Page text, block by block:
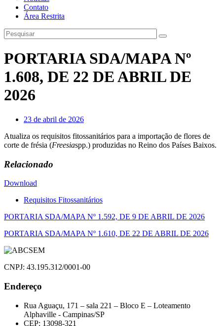
Contato
Área Restrita
PORTARIA SDA/MAPA Nº
1.608, DE 22 DE ABRIL DE
2026
23 de abril de 2026
Atualiza os requisitos fitossanitários para a importação de flores de
corte de frésia (Freesiaspp.) produzidas no Reino dos Países Baixos.
Relacionado
Download
Requisitos Fitossanitários
Navegação
de
Post
PORTARIA SDA/MAPA Nº 1.592, DE 9 DE ABRIL DE 2026
PORTARIA SDA/MAPA Nº 1.610, DE 22 DE ABRIL DE 2026
CNPJ: 43.195.312/0001-00
Endereço
Rua Aguaçu, 171 – sala 221 – Bloco E – Loteamento
Alphaville - Campinas/SP
CEP: 13098-321